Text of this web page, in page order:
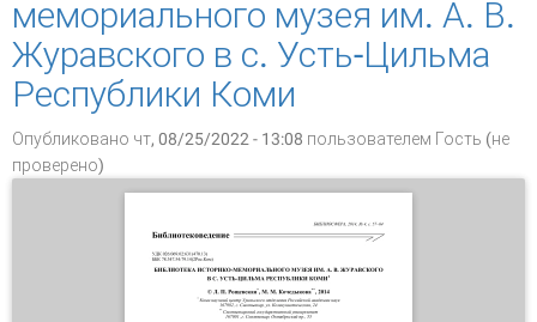
мемориального музея им. А. В.
Журавского в с. Усть-Цильма
Республики Коми
Опубликовано чт, 08/25/2022 - 13:08 пользователем Гость (не
проверено)